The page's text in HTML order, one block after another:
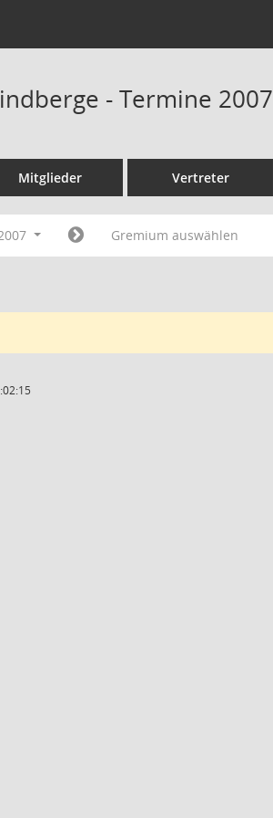
- Termine 2007
Mitglieder Vertreter
Gremium auswählen